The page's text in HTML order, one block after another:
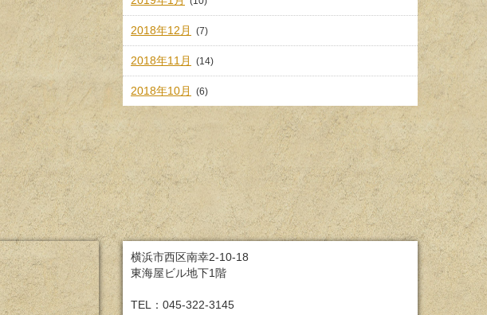
2018年12月 (7)
2018年11月 (14)
2018年10月 (6)
横浜市西区南幸2-10-18
東海屋ビル地下1階
TEL：045-322-3145